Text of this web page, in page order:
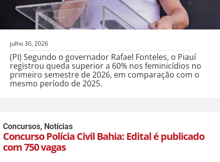
julho 30, 2026
(PI) Segundo o governador Rafael Fonteles, o Piauí
registrou queda superior a 60% nos feminicídios no
primeiro semestre de 2026, em comparação com o
mesmo período de 2025.
Concursos, Notícias
Concurso Polícia Civil Bahia: Edital é publicado
com 750 vagas